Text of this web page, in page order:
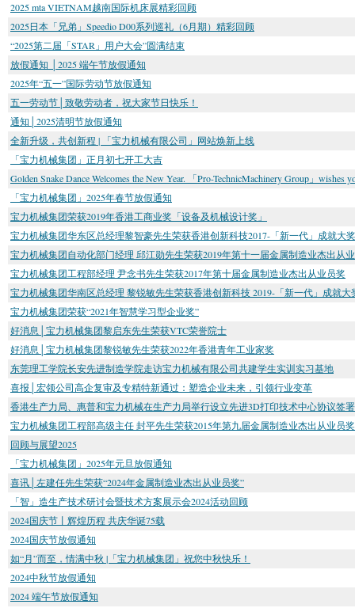
2025 mta VIETNAM越南国际机床展精彩回顾
2025日本「兄弟」Speedio D00系列巡礼（6月期）精彩回顾
“2025第二届「STAR」用户大会”圆满结束
放假通知 │2025 端午节放假通知
2025年“五一”国际劳动节放假通知
五一劳动节│致敬劳动者，祝大家节日快乐！
通知│2025清明节放假通知
全新升级，共创新程 | 「宝力机械有限公司」网站焕新上线
「宝力机械集团」正月初七开工大吉
Golden Snake Dance Welcomes the New Year. 「Pro-TechnicMachinery Group」wishes
「宝力机械集团」2025年春节放假通知
宝力机械集团荣获2019年香港工商业奖「设备及机械设计奖」
宝力机械集团华东区总经理黎智豪先生荣获香港创新科技2017-「新一代」成就大奖
宝力机械集团自动化部门经理 邱江勋先生荣获2019年第十一届金属制造业杰出从
宝力机械集团工程部经理 尹念书先生荣获2017年第十届金属制造业杰出从业员奖
宝力机械集团华南区总经理 黎锐敏先生荣获香港创新科技 2019-「新一代」成就大
宝力机械集团荣获“2021年智慧学习型企业奖”
好消息│宝力机械集团黎启东先生荣获VTC荣誉院士
好消息│宝力机械集团黎锐敏先生荣获2022年香港青年工业家奖
东莞理工学院长安先进制造学院走访宝力机械有限公司共建学生实训实习基地
喜报│宏领公司高企复审及专精特新通过：塑造企业未来，引领行业变革
香港生产力局、惠普和宝力机械在生产力局举行设立先进3D打印技术中心协议签
宝力机械集团工程部高级主任 封平先生荣获2015年第九届金属制造业杰出从业员奖
回顾与展望2025
「宝力机械集团」2025年元旦放假通知
喜讯│左建任先生荣获“2024年金属制造业杰出从业员奖”
「智」造生产技术研讨会暨技术方案展示会2024活动回顾
2024国庆节丨辉煌历程 共庆华诞75载
2024国庆节放假通知
如“月”而至，情满中秋 |「宝力机械集团」祝您中秋快乐！
2024中秋节放假通知
2024 端午节放假通知